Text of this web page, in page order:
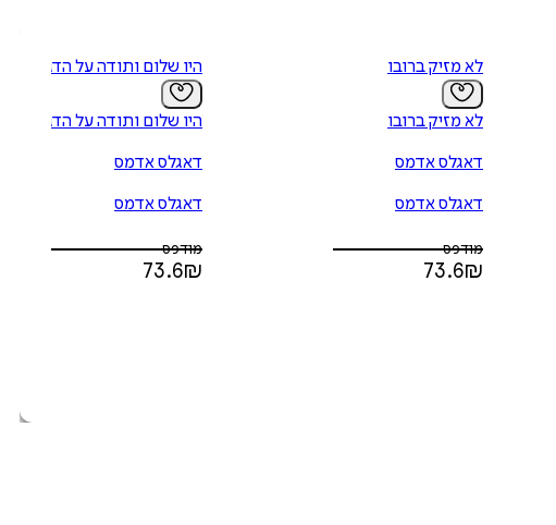
לא מזיק ברובו
לא מזיק ברובו
דאגלס אדמס
דאגלס אדמס
מודפס
73.6₪
היו שלום ותודה על הדגים
היו שלום ותודה על הדגים
דאגלס אדמס
דאגלס אדמס
מודפס
73.6₪